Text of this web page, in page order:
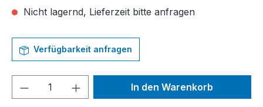
Nicht lagernd, Lieferzeit bitte anfragen
Verfügbarkeit anfragen
Produkt Anzahl: Gib denIn den Warenkorb